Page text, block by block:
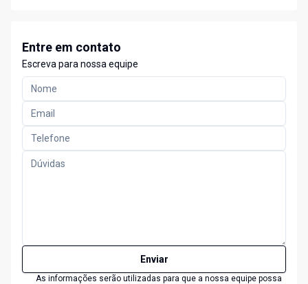
Entre em contato
Escreva para nossa equipe
Enviar
As informações serão utilizadas para que a nossa equipe possa